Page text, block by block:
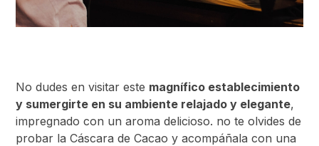
No dudes en visitar este magnífico establecimiento
y sumergirte en su ambiente relajado y elegante,
impregnado con un aroma delicioso. no te olvides de
probar la Cáscara de Cacao y acompáñala con una